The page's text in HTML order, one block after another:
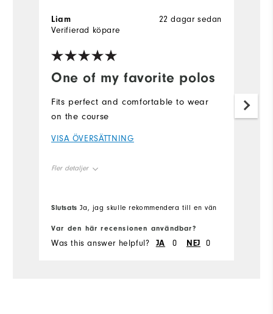
One of my favorite polos
22 dagar sedan
Liam
Verifierad köpare
Fits perfect and comfortable to wear
on the course
VISA ÖVERSÄTTNING
Fler detaljer
Slutsats Ja, jag skulle rekommendera till en vän
Var den här recensionen användbar?
Was this answer helpful? JA 0 NEJ 0